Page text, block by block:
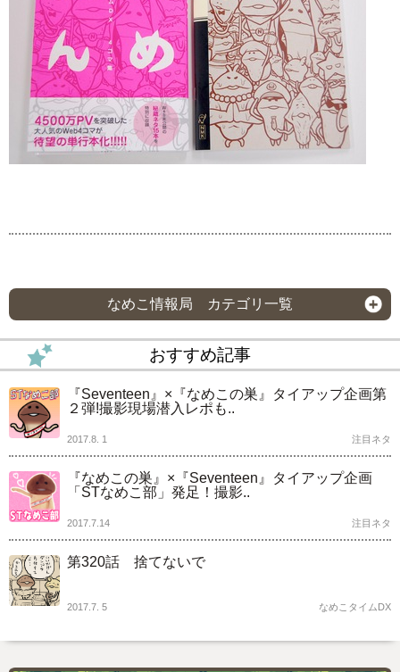
なめこ情報局 カテゴリ一覧
おすすめ記事
『Seventeen』×『なめこの巣』タイアップ企画第
２弾!撮影現場潜入レポも..
2017.8. 1 注目ネタ
『なめこの巣』×『Seventeen』タイアップ企画
「STなめこ部」発足！撮影..
2017.7.14 注目ネタ
第320話 捨てないで
2017.7. 5 なめこタイムDX